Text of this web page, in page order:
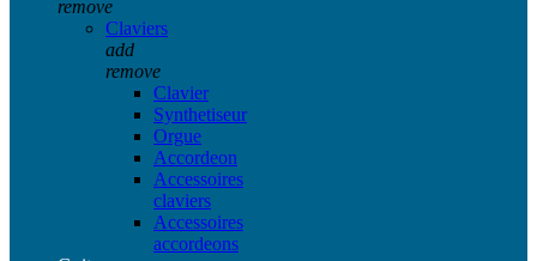
remove
Claviers
add
remove
Clavier
Synthetiseur
Orgue
Accordeon
Accessoires
claviers
Accessoires
accordeons